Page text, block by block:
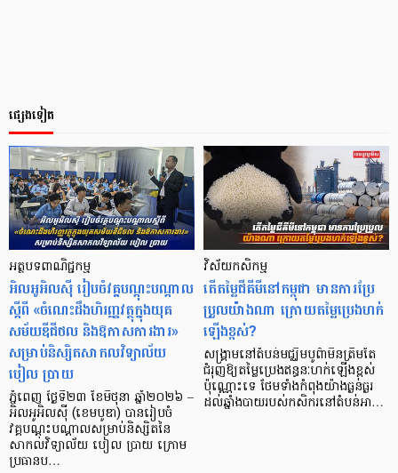
ផ្សេងទៀត
អត្ថបទពាណិជ្ជកម្ម
អិលអូអិលស៊ី រៀបចំវគ្គបណ្តុះបណ្តាល
ស្តីពី «ចំណេះដឹងហិរញ្ញវត្ថុក្នុងយុគ
សម័យឌីជីថល និងឱកាសការងារ»
សម្រាប់និស្សិតសាកលវិទ្យាល័យ
បៀល ប្រាយ
ភ្នំពេញ ថ្ងៃទី២៣ ខែមិថុនា ឆ្នាំ២០២៦ –
អិលអូអិលស៊ី (ខេមបូឌា) បានរៀបចំ
វគ្គបណ្តុះបណ្តាលសម្រាប់និស្សិតនៃ
សាកលវិទ្យាល័យ បៀល ប្រាយ ក្រោម
ប្រធានប…
វិស័យ​​កសិកម្ម
តើតម្លៃជីគីមីនៅកម្ពុជា មានការប្រែ
ប្រួលយ៉ាងណា ក្រោយតម្លៃប្រេងហក់
ឡើងខ្ពស់?
សង្គ្រាមនៅតំបន់មជ្ឈិមបូព៌ាមិនត្រឹមតែ
ជំរុញឱ្យតម្លៃប្រេងឥន្ធនៈហក់ឡើងខ្ពស់
ប៉ុណ្ណោះទេ ថែមទាំងកំពុងយ៉ាងធ្ងន់ធ្ងរ
ដល់ឆ្នាំងបាយរបស់កសិករនៅតំបន់អា…